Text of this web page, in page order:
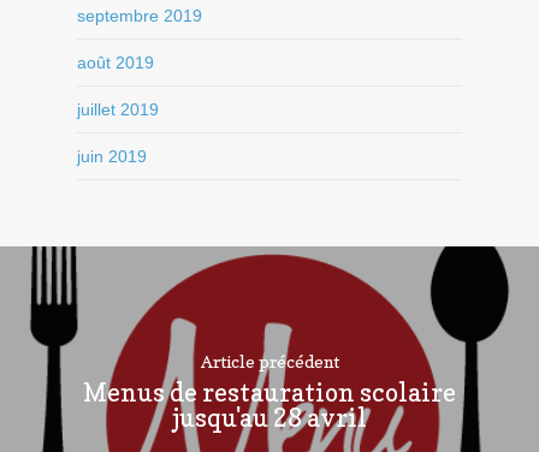
septembre 2019
août 2019
juillet 2019
juin 2019
Article précédent
Menus de restauration scolaire
jusqu'au 28 avril